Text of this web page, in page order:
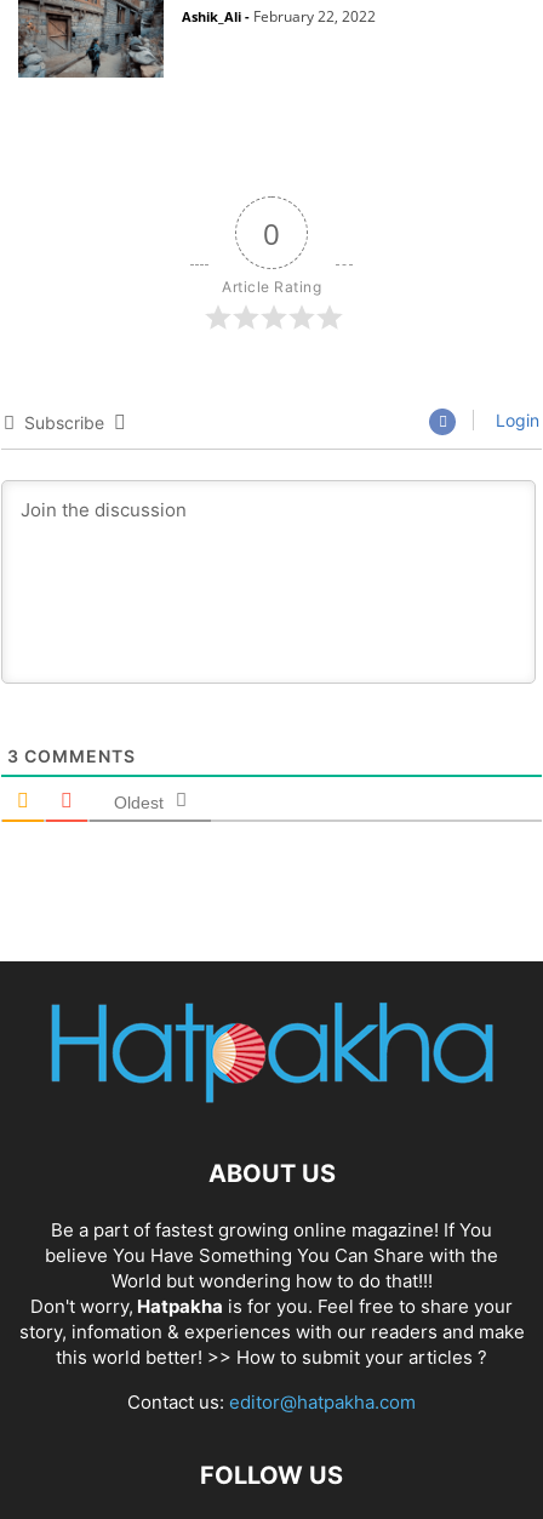
Ashik_Ali - February 22, 2022
0
Article Rating
Subscribe Login
3 COMMENTS
Oldest
ABOUT US
Be a part of fastest growing online magazine! If You
believe You Have Something You Can Share with the
World but wondering how to do that!!!
Don't worry, Hatpakha is for you. Feel free to share your
story, infomation & experiences with our readers and make
this world better! >> How to submit your articles ?
Contact us: editor@hatpakha.com
FOLLOW US